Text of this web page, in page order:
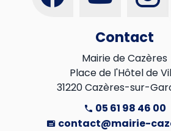
Contact
Mairie de Cazères
Place de l'Hôtel de
31220 Cazères-sur-
05 61 98 46 00
contact@mairie-